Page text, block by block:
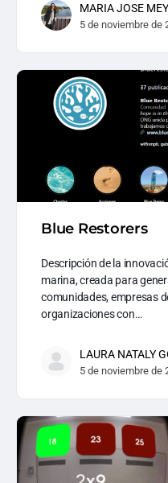
MARIA JOSE
5 de noviembre de
Blue Restorers
Descripción de la
marina, creada para
comunidades, empresas
organizaciones con…
LAURA NATALY
5 de noviembre de